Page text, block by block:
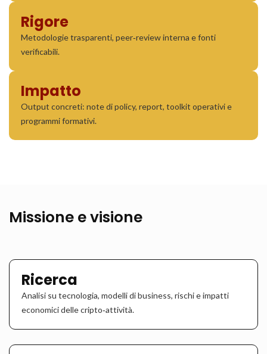
Rigore
Metodologie trasparenti, peer‑review interna e fonti
verificabili.
Impatto
Output concreti: note di policy, report, toolkit operativi e
programmi formativi.
Missione e visione
Ricerca
Analisi su tecnologia, modelli di business, rischi e impatti
economici delle cripto‑attività.